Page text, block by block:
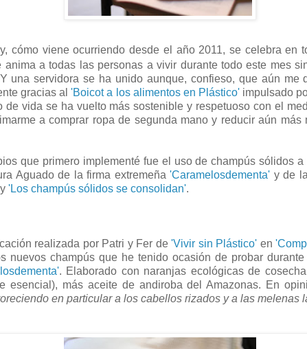
cómo viene ocurriendo desde el año 2011, se celebra en
a todas las personas a vivir durante todo este mes
una servidora se ha unido aunque, confieso, que aún me
gracias al'Boicot a los alimentos en Plástico'impulsado
vida se ha vuelto más sostenible y respetuoso con el
a comprar ropa de segunda mano y reducir aún
que primero implementé fue el uso de champús sólidos
Aguado de la firma extremeña'Caramelosdementa' y de
y 'Los champús sólidos se consolidan'.
realizada por Patri y Fer de'Vivir sin Plástico' en
nuevos champús que he tenido ocasión de probar
. Elaborado con naranjas ecológicas de
esencial), más aceite de andiroba del Amazonas. En
en particular a los cabellos rizados y a las melenas